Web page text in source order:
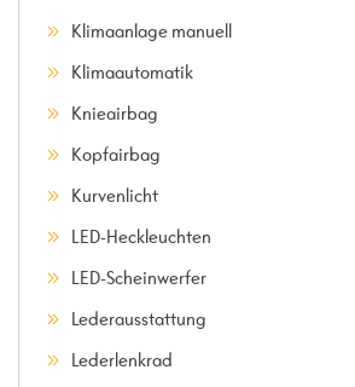
Klimaanlage manuell
Klimaautomatik
Knieairbag
Kopfairbag
Kurvenlicht
LED-Heckleuchten
LED-Scheinwerfer
Lederausstattung
Lederlenkrad